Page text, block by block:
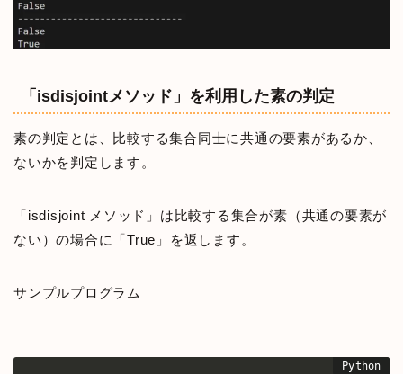
「isdisjointメソッド」を利用した素の判定
素の判定とは、比較する集合同士に共通の要素があるか、
ないかを判定します。
「isdisjoint メソッド」は比較する集合が素（共通の要素が
ない）の場合に「True」を返します。
サンプルプログラム